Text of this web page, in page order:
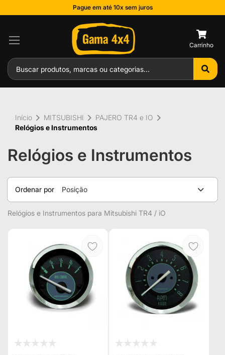
Pague em até 10x sem juros
Relógios e Instrumentos
Ordenar por Posição
Relógios e Instrumentos para Mitsubishi TR4 / iO
Início MITSUBISHI
PAJERO TR4 e IO
Relógios e Instrumentos